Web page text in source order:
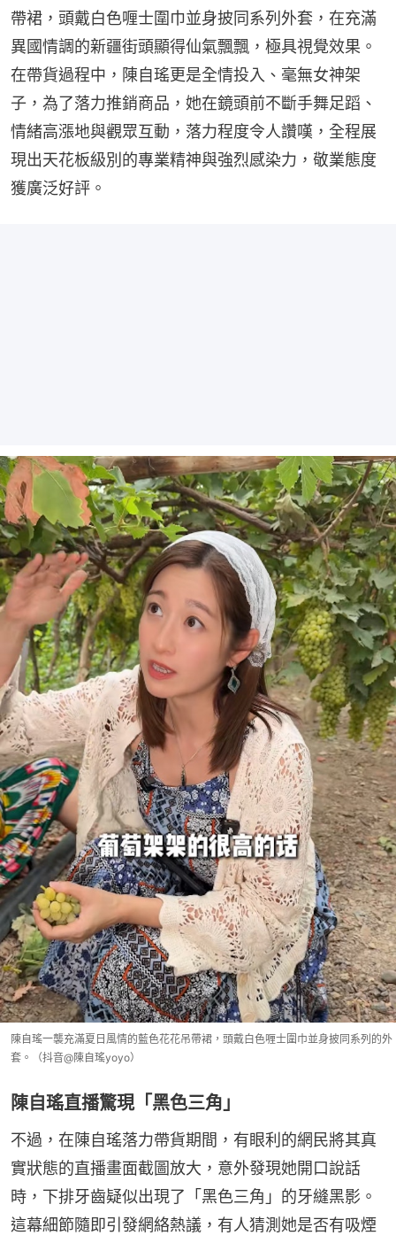
帶裙，頭戴白色喱士圍巾並身披同系列外套，在充滿
異國情調的新疆街頭顯得仙氣飄飄，極具視覺效果。
在帶貨過程中，陳自瑤更是全情投入、毫無女神架
子，為了落力推銷商品，她在鏡頭前不斷手舞足蹈、
情緒高漲地與觀眾互動，落力程度令人讚嘆，全程展
現出天花板級別的專業精神與強烈感染力，敬業態度
獲廣泛好評。
陳自瑤一襲充滿夏日風情的藍色花花吊帶裙，頭戴白色喱士圍巾並身披同系列的外
套。（抖音@陳自瑤yoyo）
陳自瑤直播驚現「黑色三角」
不過，在陳自瑤落力帶貨期間，有眼利的網民將其真
實狀態的直播畫面截圖放大，意外發現她開口說話
時，下排牙齒疑似出現了「黑色三角」的牙縫黑影。
這幕細節隨即引發網絡熱議，有人猜測她是否有吸煙